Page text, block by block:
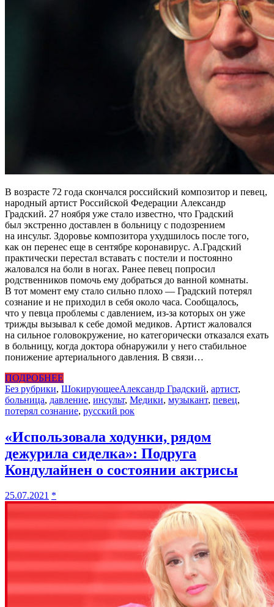
В возрасте 72 года скончался российский композитор и певец,
народный артист Российской Федерации Александр
Градский. 27 ноября уже стало известно, что Градский
был экстренно доставлен в больницу с подозрением
на инсульт. Здоровье композитора ухудшилось после того,
как он перенес еще в сентябре коронавирус. А.Градский
практически перестал вставать с постели и постоянно
жаловался на боли в ногах. Ранее певец попросил
родственников помочь ему добраться до ванной комнаты.
В тот момент ему стало сильно плохо — Градский потерял
сознание и не приходил в себя около часа. Сообщалось,
что у певца проблемы с давлением, из-за которых он уже
трижды вызывал к себе домой медиков. Артист жаловался
на сильное головокружение, но категорически отказался ехать
в больницу, когда доктора обнаружили у него стабильное
понижение артериального давления. В связи…
ПОДРОБНЕЕ
Без рубрики, ШокирующееАлександр Градский, артист,
больница, давление, инсульт, Медики, музыкант, певец,
потерял сознание, русский рок
«Использовала ходунки, рядом
дежурила сиделка»: Подруга
Кондулайнен о состоянии актрисы
25.07.2021 *